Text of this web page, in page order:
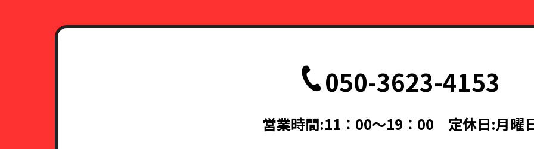
有効期限内のもので、現住所が記載されている面の写しを含むこと。（国際運転免許証は除く）
住民票・公共料金領収書・公共料金請求書は、発行日より3ヵ月以内で、現住所が記載されているもの
050-3623-4153
営業時間:11：00～19：00 定休日:月曜